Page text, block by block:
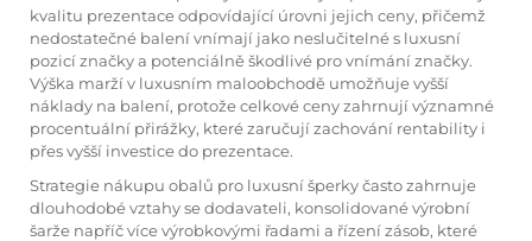
kvalitu prezentace odpovídající úrovni jejich ceny, přičemž
nedostatečné balení vnímají jako neslučitelné s luxusní
pozicí značky a potenciálně škodlivé pro vnímání značky.
Výška marží v luxusním maloobchodě umožňuje vyšší
náklady na balení, protože celkové ceny zahrnují významné
procentuální přirážky, které zaručují zachování rentability i
přes vyšší investice do prezentace.
Strategie nákupu obalů pro luxusní šperky často zahrnuje
dlouhodobé vztahy se dodavateli, konsolidované výrobní
šarže napříč více výrobkovými řadami a řízení zásob, které